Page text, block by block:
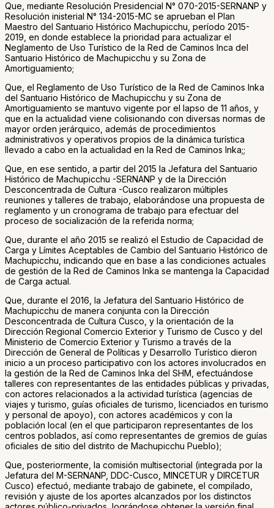
Que, mediante Resolución Presidencial N° 070-2015-SERNANP y
Resolución inisterial N° 134-2015-MC se aprueban el Plan
Maestro del Santuario Histórico Machupicchu, período 2015-
2019, en donde establece la prioridad para actualizar el
Neglamento de Uso Turístico de la Red de Caminos Inca del
Santuario Histórico de Machupicchu y su Zona de
Amortiguamiento;
Que, el Reglamento de Uso Turístico de la Red de Caminos Inka
del Santuario Histórico de Machupicchu y su Zona de
Amortiguamiento se mantuvo vigente por el lapso de 11 años, y
que en la actualidad viene colisionando con diversas normas de
mayor orden jerárquico, además de procedimientos
administrativos y operativos propios de la dinámica turística
llevado a cabo en la actualidad en la Red de Caminos Inka;;
Que, en ese sentido, a partir del 2015 la Jefatura del Santuario
Histórico de Machupicchu -SERNANP y de la Dirección
Desconcentrada de Cultura -Cusco realizaron múltiples
reuniones y talleres de trabajo, elaborándose una propuesta de
reglamento y un cronograma de trabajo para efectuar del
proceso de socialización de la referida norma;
Que, durante el año 2015 se realizó el Estudio de Capacidad de
Carga y Límites Aceptables de Cambio del Santuario Histórico de
Machupicchu, indicando que en base a las condiciones actuales
de gestión de la Red de Caminos Inka se mantenga la Capacidad
de Carga actual.
Que, durante el 2016, la Jefatura del Santuario Histórico de
Machupicchu de manera conjunta con la Dirección
Desconcentrada de Cultura Cusco, y la orientación de la
Dirección Regional Comercio Exterior y Turismo de Cusco y del
Ministerio de Comercio Exterior y Turismo a través de la
Dirección de General de Políticas y Desarrollo Turístico dieron
inicio a un proceso participativo con los actores involucrados en
la gestión de la Red de Caminos Inka del SHM, efectuándose
talleres con representantes de las entidades públicas y privadas,
con actores relacionados a la actividad turística (agencias de
viajes y turismo, guías oficiales de turismo, licenciados en turismo
y personal de apoyo), con actores académicos y con la
población local (en el que participaron representantes de los
centros poblados, así como representantes de gremios de guías
oficiales de sitio del distrito de Machupicchu Pueblo);
Que, posteriormente, la comisión multisectorial (integrada por la
Jefatura del M-SERNANP, DDC-Cusco, MINCETUR y DIRCETUR
Cusco) efectuó, mediante trabajo de gabinete, el compilado,
revisión y ajuste de los aportes alcanzados por los distinctos